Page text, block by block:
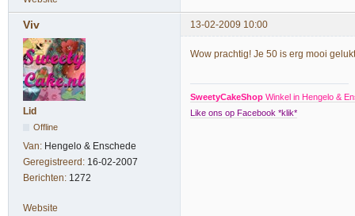
Viv 13-02-2009 10:00
Lid
Offline
Van: Hengelo & Enschede
Geregistreerd: 16-02-2007
Berichten: 1272
Wow prachtig! Je 50 is erg mooi
SweetyCakeShop Winkel in Hengelo &
Like ons op Facebook *klik*
Website